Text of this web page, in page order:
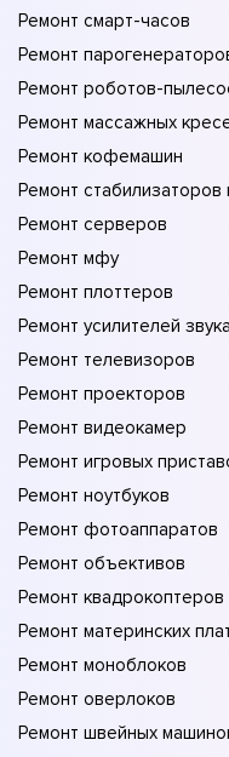
Ремонт смарт-часов
Ремонт
Ремонт роботов-
Ремонт массажных
Ремонт кофемашин
Ремонт
Ремонт серверов
Ремонт мфу
Ремонт плоттеров
Ремонт усилителей звука
Ремонт телевизоров
Ремонт проекторов
Ремонт видеокамер
Ремонт игровых
Ремонт ноутбуков
Ремонт фотоаппаратов
Ремонт объективов
Ремонт квадрокоптеров
Ремонт материнских
Ремонт моноблоков
Ремонт оверлоков
Ремонт швейных